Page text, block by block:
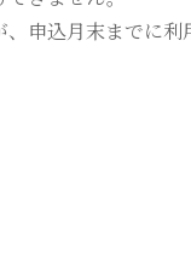
申込月末までに